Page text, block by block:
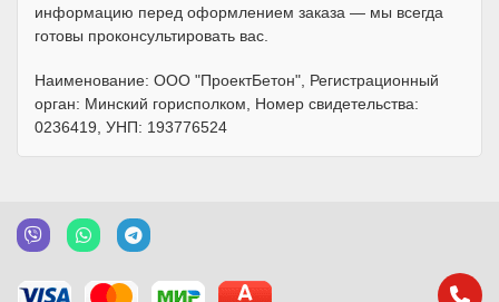
информацию перед оформлением заказа — мы всегда
готовы проконсультировать вас.
Наименование: ООО "ПроектБетон", Регистрационный
орган: Минский горисполком, Номер свидетельства:
0236419, УНП: 193776524